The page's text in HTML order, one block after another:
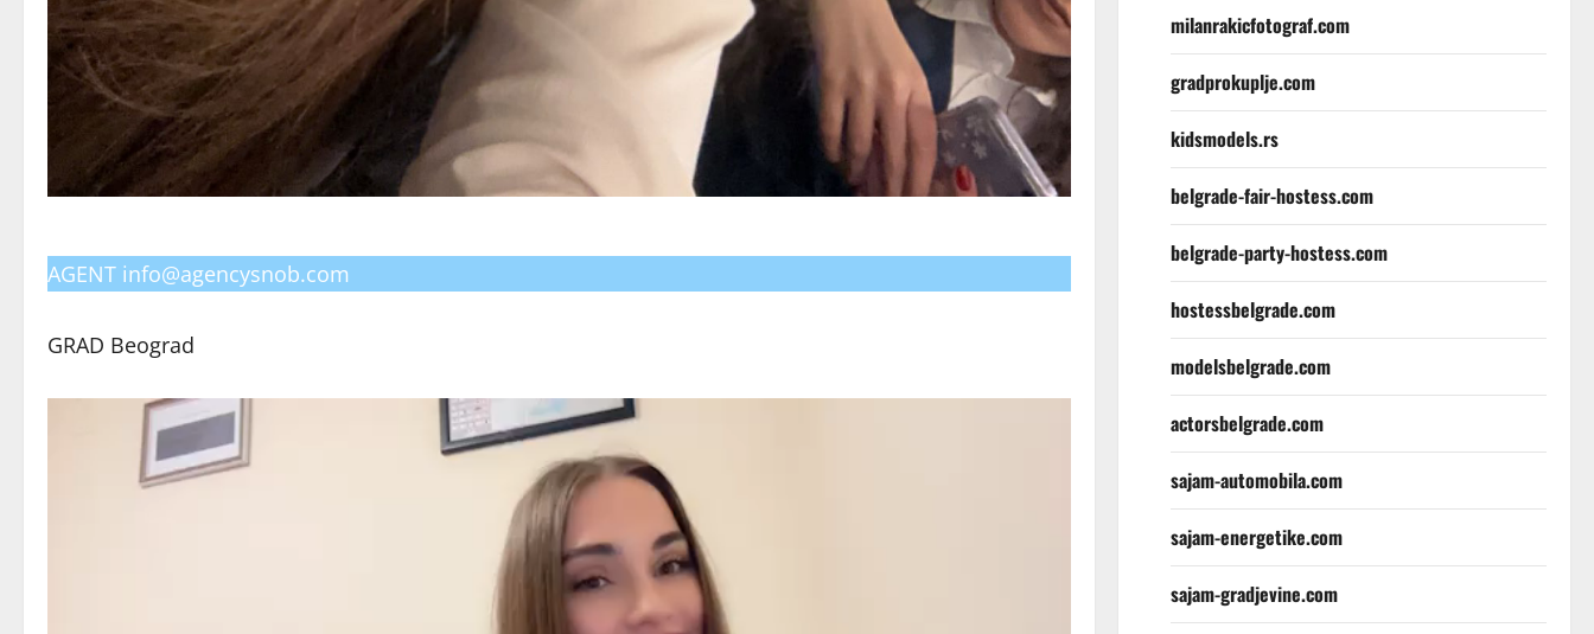
AGENT info@agencysnob.com
GRAD Beograd
milanrakicfotograf.com
gradprokuplje.com
kidsmodels.rs
belgrade-fair-hostess.com
belgrade-party-hostess.com
hostessbelgrade.com
modelsbelgrade.com
actorsbelgrade.com
sajam-automobila.com
sajam-energetike.com
sajam-gradjevine.com